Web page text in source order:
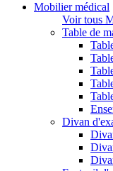
Mobilier médical
Voir tous
Table de
Divan